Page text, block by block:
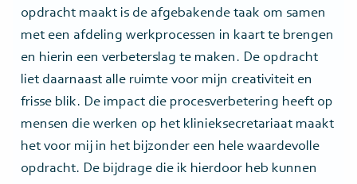
opdracht maakt is de afgebakende taak om samen
met een afdeling werkprocessen in kaart te brengen
en hierin een verbeterslag te maken. De opdracht
liet daarnaast alle ruimte voor mijn creativiteit en
frisse blik. De impact die procesverbetering heeft op
mensen die werken op het klinieksecretariaat maakt
het voor mij in het bijzonder een hele waardevolle
opdracht. De bijdrage die ik hierdoor heb kunnen